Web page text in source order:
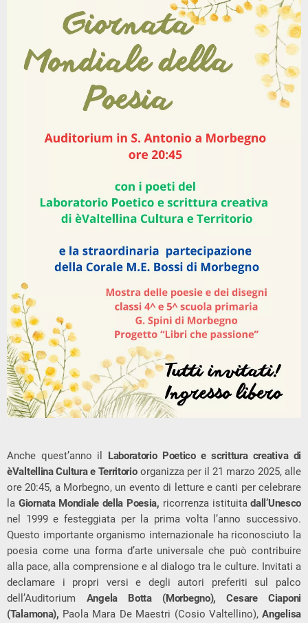
Anche quest’anno il Laboratorio Poetico e scrittura creativa di
èValtellina Cultura e Territorioorganizza per il 21 marzo 2025, alle
ore 20:45, a Morbegno, un evento di letture e canti per celebrare
laGiornata Mondiale della Poesia, ricorrenza istituitadall’Unesco
nel 1999 e festeggiata per la prima volta l’anno successivo.
Questo importante organismo internazionale ha riconosciuto la
poesia come una forma d’arte universale che può contribuire
alla pace, alla comprensione e al dialogo tra le culture. Invitati a
declamare i propri versi e degli autori preferiti sul palco
dell’Auditorium Angela Botta (Morbegno), Cesare Ciaponi
(Talamona), Paola Mara De Maestri (Cosio Valtellino), Angelisa